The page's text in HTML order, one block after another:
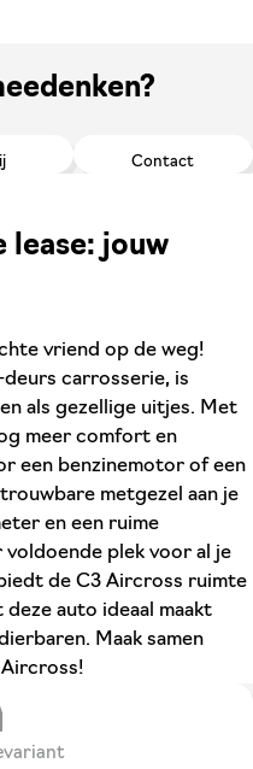
Contact
lease: jouw
vriend op de weg!
deurs carrosserie, is
als gezellige uitjes. Met
meer comfort en
een benzinemotor of een
metgezel aan je
en een ruime
plek voor al je
de C3 Aircross ruimte
auto ideaal maakt
Maak samen